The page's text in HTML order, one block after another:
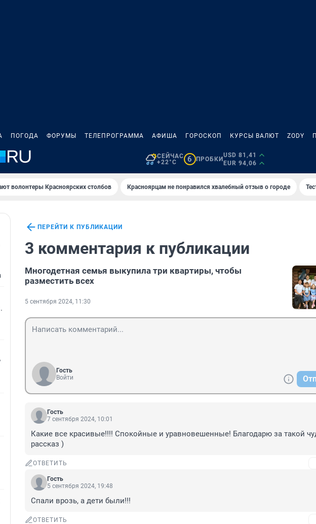
ПОГОДА ФОРУМЫ ТЕЛЕПРОГРАММА АФИША ГОРОСКОП КУРСЫ ВАЛЮТ ZODY
СЕЙЧАС
+22°C
6 ПРОБКИ
USD 81,41
EUR 94,06
волонтеры Красноярских столбов Красноярцам не понравился хвалебный отзыв о городе
ПЕРЕЙТИ К ПУБЛИКАЦИИ
3 комментария к публикации
Многодетная семья выкупила три квартиры, чтобы
разместить всех
5 сентября 2024, 11:30
Гость
Войти
Гость
7 сентября 2024, 10:01
Какие все красивые!!!! Спокойные и уравновешенные! Благодарю за такой
рассказ )
ОТВЕТИТЬ
Гость
5 сентября 2024, 19:48
Спали врозь, а дети были!!!
ОТВЕТИТЬ